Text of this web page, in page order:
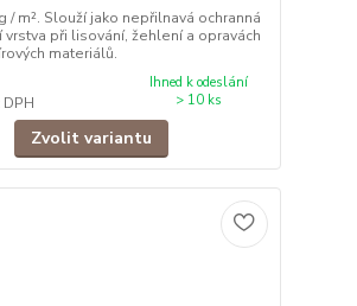
/ m². Slouží jako nepřilnavá ochranná
vrstva při lisování, žehlení a opravách
materiálů.
Ihned k odeslání
> 10 ks
Zvolit variantu